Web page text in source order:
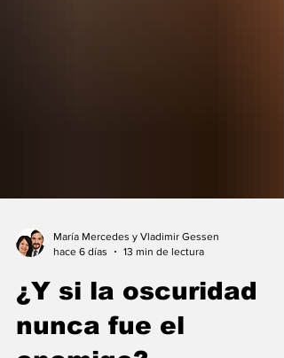
¿Y si la oscuridad
nunca fue el